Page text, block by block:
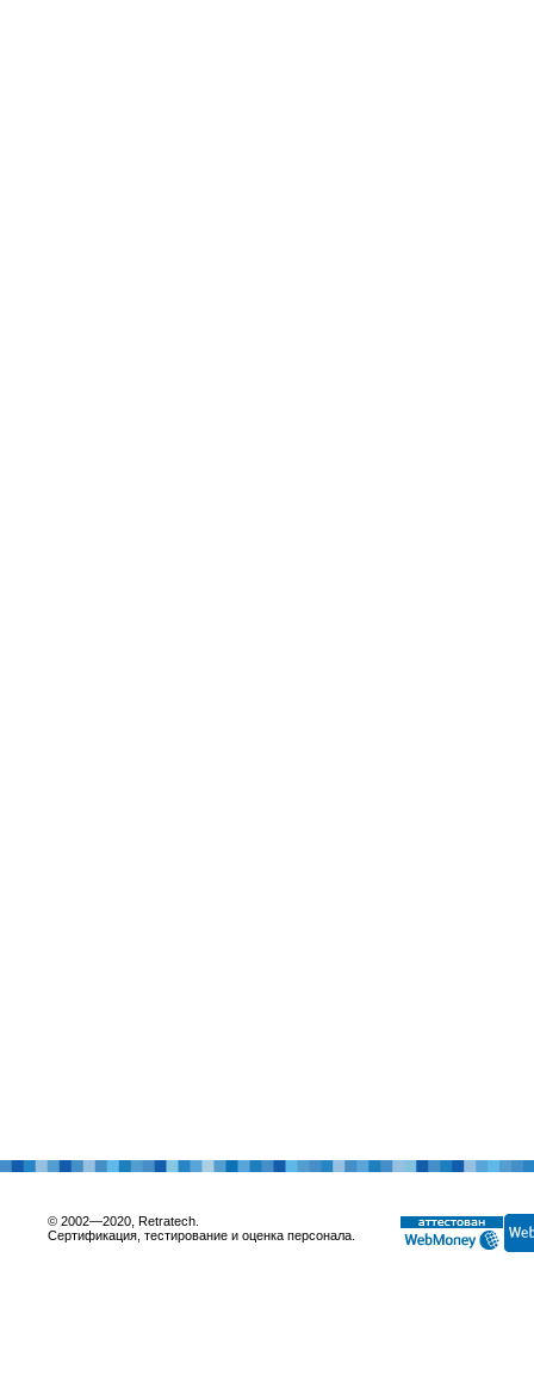
© 2002—2020, Retratech.
Сертификация, тестирование и оценка персонала.